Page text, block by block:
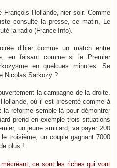
François Hollande, hier soir. Comme
consulté la presse, ce matin, Le
la radio (France Info).
d’hier comme un match entre
en faisant comme si le Premier
en quelques minutes. Se
Nicolas Sarkozy ?
la campagne de la droite.
où il est présenté comme à
réforme semble là pour démontrer
prend en exemple trois situations
un jeune smicard, va payer 200
troisième, un couple gagnant 7000
plus !
ce sont les riches qui vont